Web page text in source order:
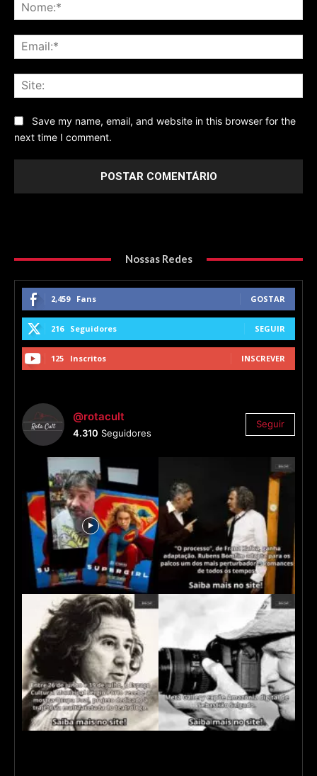
Save my name, email, and website in this browser for the
next time I comment.
Nossas Redes
2,459 Fans GOSTAR
216 Seguidores SEGUIR
125 Inscritos INSCREVER
@rotacult
4.310 Seguidores
Seguir